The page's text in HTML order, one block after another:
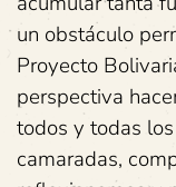
un obstáculo
Proyecto
perspectiva
todos y todas
camaradas,